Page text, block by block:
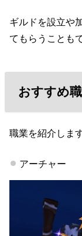
ギルドを設立や
てもらうことも
おすすめ
職業を紹介します
アーチャー